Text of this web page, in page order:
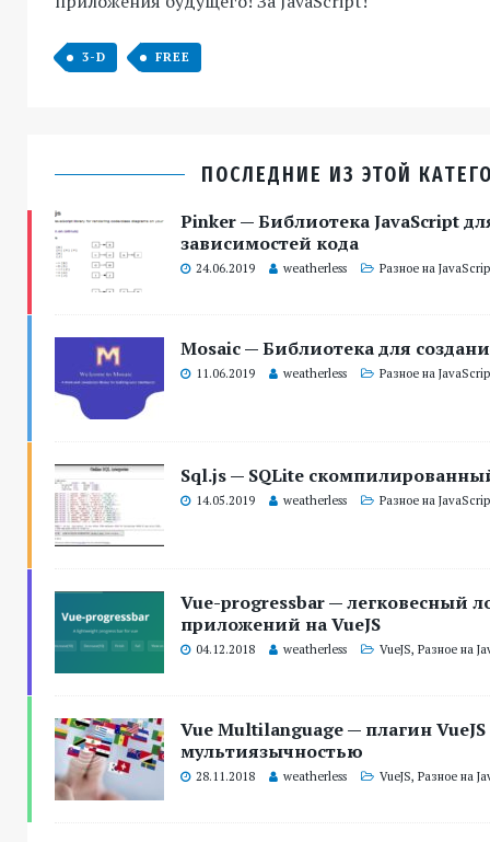
3-D FREE
ПОСЛЕДНИЕ ИЗ ЭТОЙ
Pinker — Библиотека JavaScript
зависимостей кода
24.06.2019 weatherless Разное на
Mosaic — Библиотека для
11.06.2019 weatherless Разное на
Sql.js — SQLite
14.05.2019 weatherless Разное на
Vue-progressbar — легковесный
приложений на VueJS
04.12.2018 weatherless VueJS, Разное на
Vue Multilanguage — плагин
мультиязычностью
28.11.2018 weatherless VueJS, Разное на